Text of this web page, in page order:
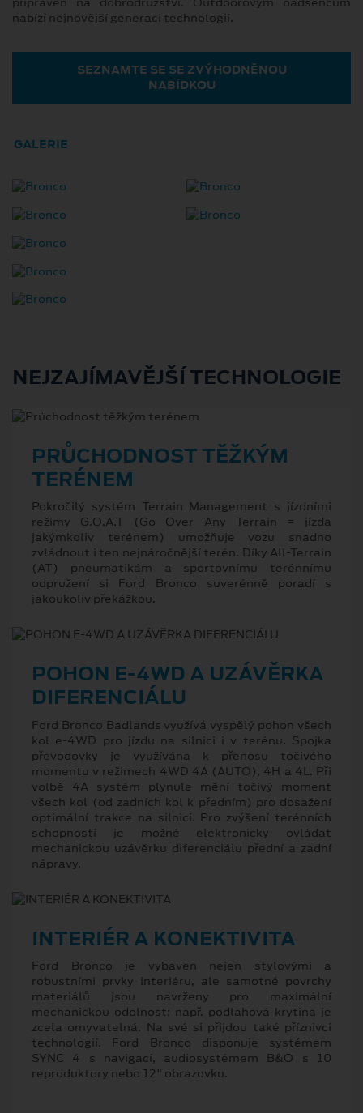
nabízí nejnovější generaci technologií.
SEZNAMTE SE SE ZVÝHODNĚNOU
NABÍDKOU
GALERIE
NEJZAJÍMAVĚJŠÍ TECHNOLOGIE
PRŮCHODNOST TĚŽKÝM
TERÉNEM
Pokročilý systém Terrain Management s jízdními
režimy G.O.A.T (Go Over Any Terrain = jízda
jakýmkoliv terénem) umožňuje vozu snadno
zvládnout i ten nejnáročnější terén. Díky All-Terrain
(AT) pneumatikám a sportovnímu terénnímu
odpružení si Ford Bronco suverénně poradí s
jakoukoliv překážkou.
POHON E-4WD A UZÁVĚRKA
DIFERENCIÁLU
Ford Bronco Badlands využívá vyspělý pohon všech
kol e-4WD pro jízdu na silnici i v terénu. Spojka
převodovky je využívána k přenosu točivého
momentu v režimech 4WD 4A (AUTO), 4H a 4L. Při
volbě 4A systém plynule mění točivý moment
všech kol (od zadních kol k předním) pro dosažení
optimální trakce na silnici. Pro zvýšení terénních
schopností je možné elektronicky ovládat
mechanickou uzávěrku diferenciálu přední a zadní
nápravy.
INTERIÉR A KONEKTIVITA
Ford Bronco je vybaven nejen stylovými a
robustními prvky interiéru, ale samotné povrchy
materiálů jsou navrženy pro maximální
mechanickou odolnost; např. podlahová krytina je
zcela omyvatelná. Na své si přijdou také příznivci
technologií. Ford Bronco disponuje systémem
SYNC 4 s navigací, audiosystémem B&O s 10
reproduktory nebo 12" obrazovku.